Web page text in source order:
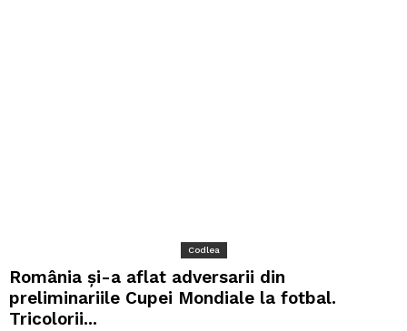
Codlea
România și-a aflat adversarii din
preliminariile Cupei Mondiale la fotbal.
Tricolorii...